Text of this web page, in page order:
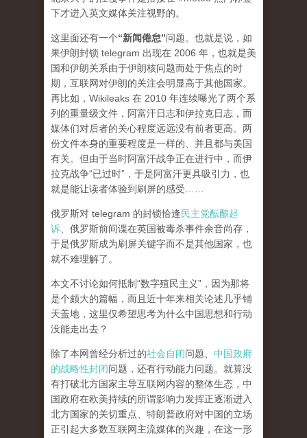
下才进入英文媒体关注视野的。
这里面还有一个“新闻倦怠”问题。也就是说，如
果伊朗封锁 telegram 出现在 2006 年，也就是美
国和伊朗关系由于伊朗核问题而处于焦点的时
期，互联网对伊朗的关注会明显高于其他国家。
再比如，Wikileaks 在 2010 年连续曝光了两个系
列的重量级文件，阿富汗日志和伊拉克日志，而
媒体们对后者的关心程度远远没有前者更高。两
份文件本身的重要程度是一样的、并且都与美国
有关。但由于当时阿富汗战争正在进行中，而伊
拉克战争“已过时”，于是阿富汗更具吸引力，也
就是能让读者体验到刷屏的感受……
俄罗斯对 telegram 的封锁恰逢民主党酝酿起
诉 、俄罗斯前间谍在英国被毒杀事件余音尚存，
于是俄罗斯成为刷屏关键字而不是其他国家，也
就不难理解了。
本文不讨论如何抵制“数字殖民主义”，因为那将
是个颇大的篇幅，而且近十年来相关论述几乎铺
天盖地，这里仅希望思考为什么中国思想和行动
没能走出去？
除了本网曾经分析过的社会自闭问题、 中国政府
的战略性封闭问题，还有行动能力问题。就算没
有打破北方国家主导互联网内容的整体生态，中
国政府在欧美持续的所谓影响力发挥正逐渐进入
北方国家的关切重点、特朗普政府对中国的立场
正引起大多数互联网主流媒体的兴趣，在这一形